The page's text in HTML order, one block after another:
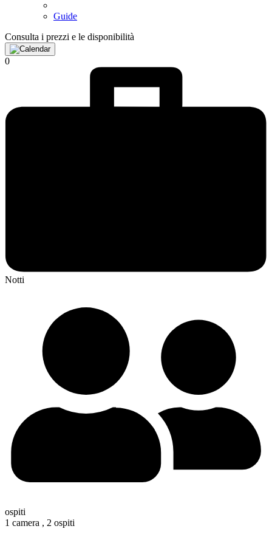
Guide
Consulta i prezzi e le disponibilità
0
Notti
ospiti
1 camera , 2 ospiti